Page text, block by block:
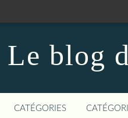
Le blog
CATÉGORIES